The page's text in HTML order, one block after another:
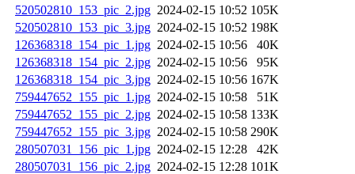
520502810_153_pic_2.jpg 2024-02-15 10:52 105K
520502810_153_pic_3.jpg 2024-02-15 10:52 198K
126368318_154_pic_1.jpg 2024-02-15 10:56
40K
126368318_154_pic_2.jpg 2024-02-15 10:56
95K
126368318_154_pic_3.jpg 2024-02-15 10:56 167K
759447652_155_pic_1.jpg 2024-02-15 10:58
51K
759447652_155_pic_2.jpg 2024-02-15 10:58 133K
759447652_155_pic_3.jpg 2024-02-15 10:58 290K
280507031_156_pic_1.jpg 2024-02-15 12:28
42K
280507031_156_pic_2.jpg 2024-02-15 12:28 101K